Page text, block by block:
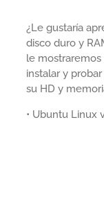
¿Le gustaría
disco duro y
le mostraremos
instalar y
su HD y
• Ubuntu Linux